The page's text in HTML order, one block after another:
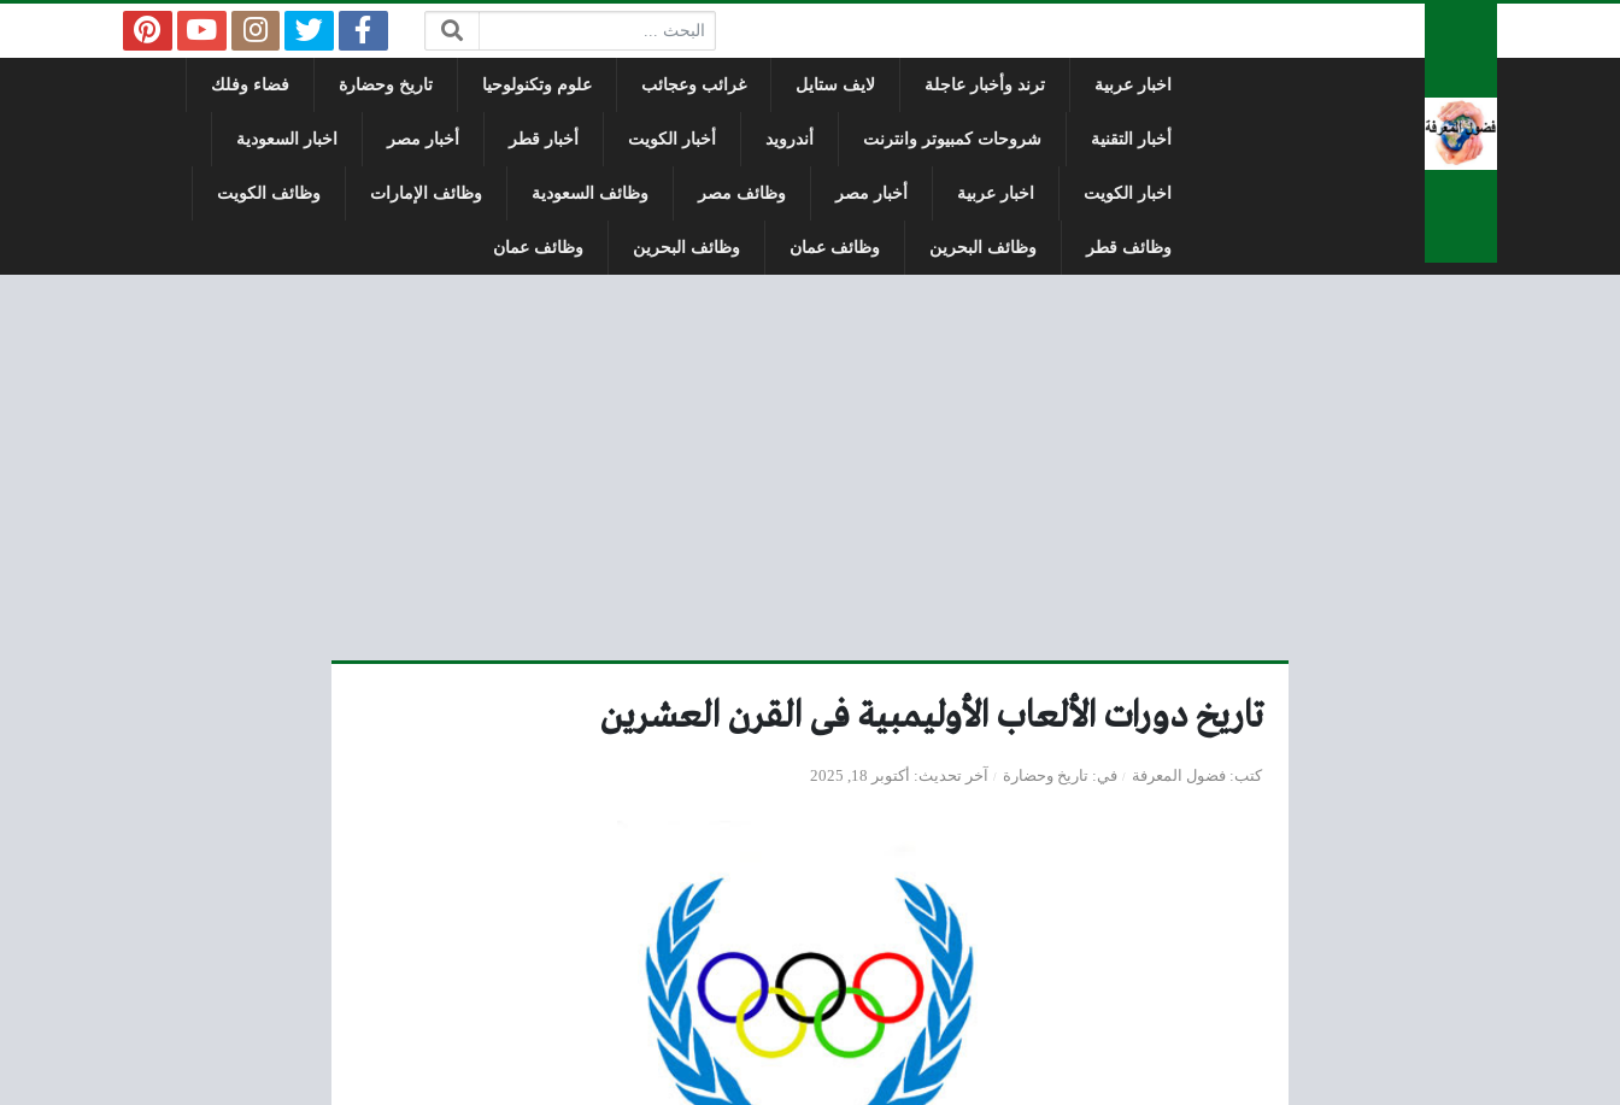
البحث:
اخبار عربية ترند وأخبار عاجلة لايف ستايل غرائب وعجائب علوم وتكنولوحيا تاريخ وحضارة فضاء وفلك
أخبار التقنية شروحات كمبيوتر وانترنت أندرويد أخبار الكويت أخبار قطر أخبار مصر اخبار السعودية
اخبار الكويت اخبار عربية أخبار مصر وظائف مصر وظائف السعودية وظائف الإمارات وظائف الكويت
وظائف قطر وظائف البحرين وظائف عمان وظائف البحرين وظائف عمان
تاريخ دورات الألعاب الأوليمبية فى القرن العشرين
كتب فضول المعرفة في تاريخ وحضارة آخر تحديث أكتوبر 18, 2025